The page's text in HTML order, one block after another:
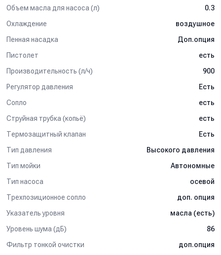
Объем масла для насоса (л)
0.3
Охлаждение
воздушное
Пенная насадка
Доп.опция
Пистолет
есть
Производительность (л/ч)
900
Регулятор давления
Есть
Сопло
есть
Струйная трубка (копьё)
есть
Термозащитный клапан
Есть
Тип давления
Высокого давления
Тип мойки
Автономные
Тип насоса
осевой
Трехпозиционное сопло
доп. опция
Указатель уровня
масла (есть)
Уровень шума (дБ)
86
Фильтр тонкой очистки
доп.опция